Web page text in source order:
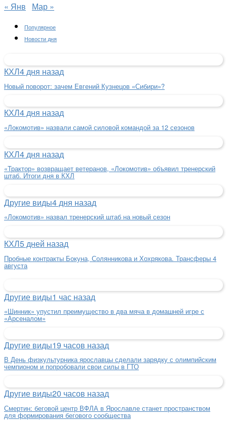
« Янв
Мар »
Популярное
Новости дня
КХЛ4 дня назад
Новый поворот: зачем Евгений Кузнецов «Сибири»?
КХЛ4 дня назад
«Локомотив» назвали самой силовой командой за 12 сезонов
КХЛ4 дня назад
«Трактор» возвращает ветеранов, «Локомотив» объявил тренерский
штаб. Итоги дня в КХЛ
Другие виды4 дня назад
«Локомотив» назвал тренерский штаб на новый сезон
КХЛ5 дней назад
Пробные контракты Бокуна, Солянникова и Хохрякова. Трансферы 4
августа
Другие виды1 час назад
«Шинник» упустил преимущество в два мяча в домашней игре с
«Арсеналом»
Другие виды19 часов назад
В День физкультурника ярославцы сделали зарядку с олимпийским
чемпионом и попробовали свои силы в ГТО
Другие виды20 часов назад
Смертин: беговой центр ВФЛА в Ярославле станет пространством
для формирования бегового сообщества